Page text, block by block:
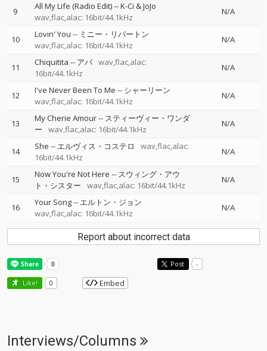
9 All My Life (Radio Edit)--K-Ci & JoJo
wav,flac,alac: 16bit/44.1kHz
N/A
10 Lovin' You -- ミニー・リパートン
wav,flac,alac: 16bit/44.1kHz
N/A
11 Chiquitita -- アバ wav,flac,alac:
16bit/44.1kHz
N/A
12 I've Never Been To Me -- シャーリーン
wav,flac,alac: 16bit/44.1kHz
N/A
13 My Cherie Amour-- スティーヴィー・ワンダ
ー
wav,flac,alac: 16bit/44.1kHz
N/A
14 She -- エルヴィス・コステロ
wav,flac,alac:
16bit/44.1kHz
N/A
15 Now You're Not Here -- スウィング・アウ
ト・シスター
wav,flac,alac: 16bit/44.1kHz
N/A
16 Your Song-- エルトン・ジョン
wav,flac,alac: 16bit/44.1kHz
N/A
Report about incorrect data
Post -
Like! 0 Embed
Interviews/Columns